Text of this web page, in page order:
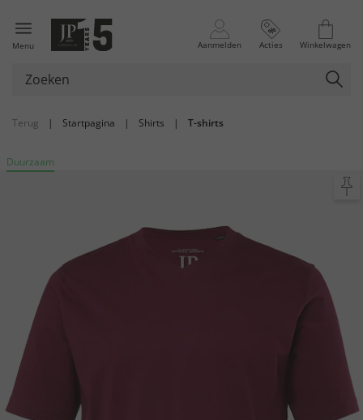
Menu Aanmelden Acties Winkelwagen
Terug | Startpagina | Shirts | T-shirts
Duurzaam